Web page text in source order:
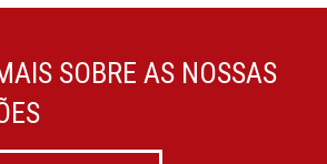
SOBRE AS NOSSAS